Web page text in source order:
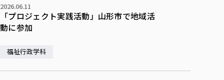
2026.06.11
「プロジェクト実践活動」山形市で地域活
動に参加
福祉行政学科